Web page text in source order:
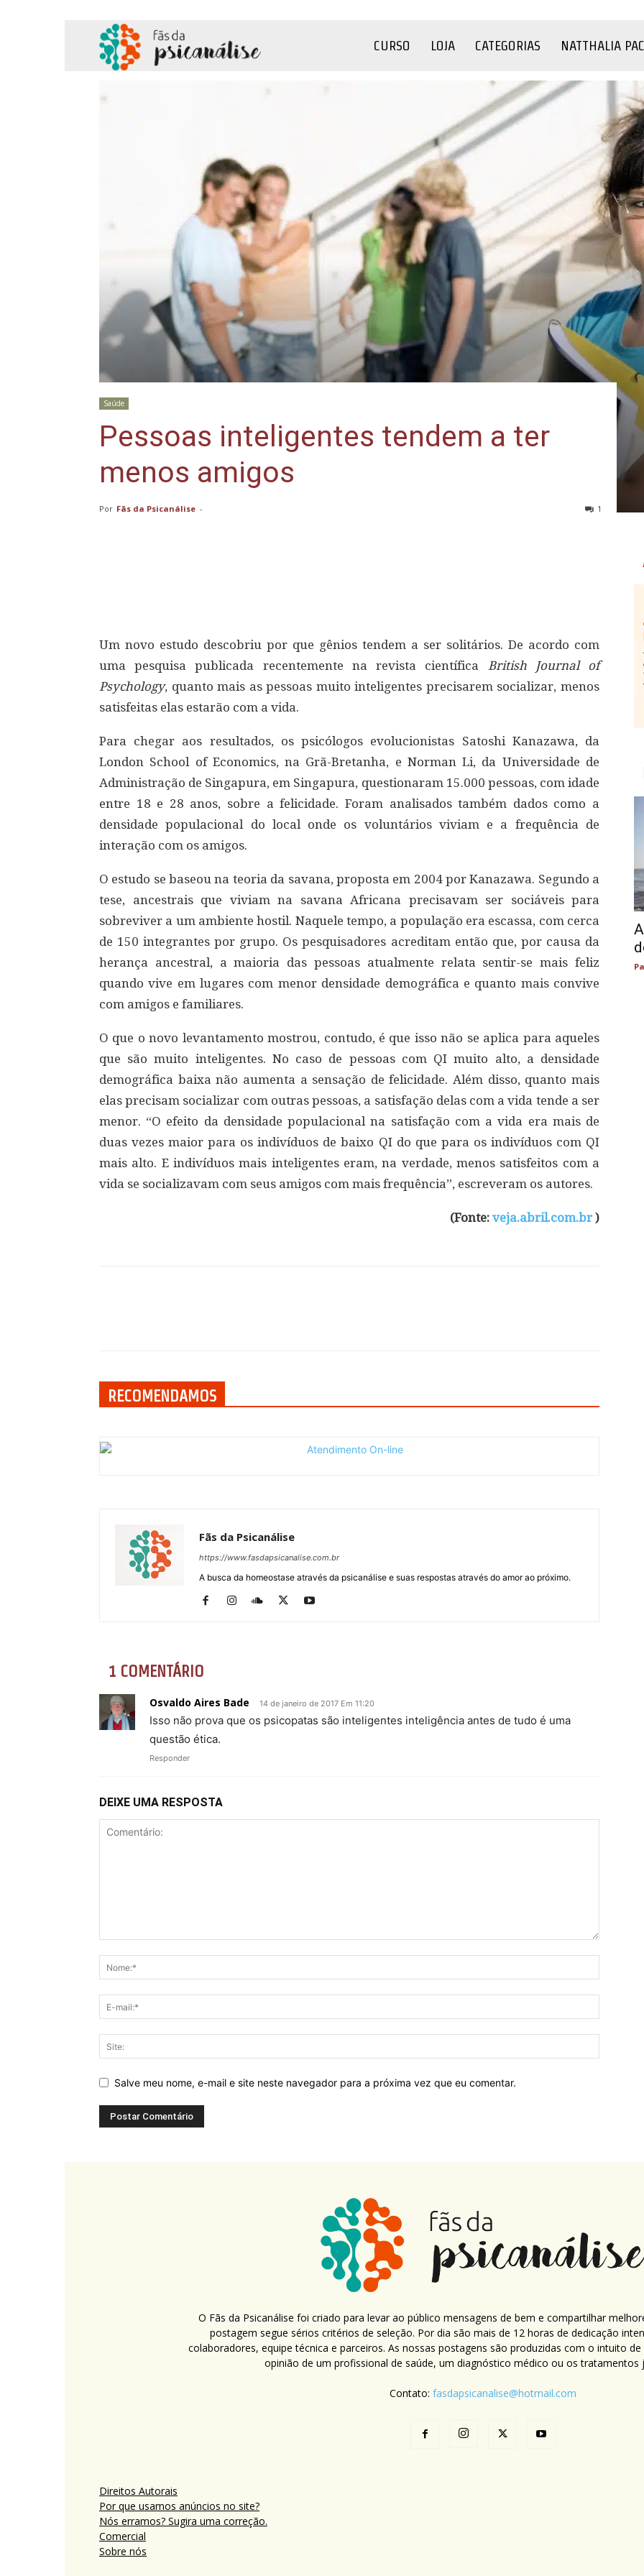
CURSO LOJA CATEGORIAS NATTHALIA
Saúde
Pessoas inteligentes tendem a ter
menos amigos
Por Fãs da Psicanálise - 1
Um novo estudo descobriu por que gênios tendem a ser solitários. De acordo com
uma pesquisa publicada recentemente na revista científica British Journal of
Psychology, quanto mais as pessoas muito inteligentes precisarem socializar, menos
satisfeitas elas estarão com a vida.
Para chegar aos resultados, os psicólogos evolucionistas Satoshi Kanazawa, da
London School of Economics, na Grã-Bretanha, e Norman Li, da Universidade de
Administração de Singapura, em Singapura, questionaram 15.000 pessoas, com idade
entre 18 e 28 anos, sobre a felicidade. Foram analisados também dados como a
densidade populacional do local onde os voluntários viviam e a frequência de
interação com os amigos.
O estudo se baseou na teoria da savana, proposta em 2004 por Kanazawa. Segundo a
tese, ancestrais que viviam na savana Africana precisavam ser sociáveis para
sobreviver a um ambiente hostil. Naquele tempo, a população era escassa, com cerca
de 150 integrantes por grupo. Os pesquisadores acreditam então que, por causa da
herança ancestral, a maioria das pessoas atualmente relata sentir-se mais feliz
quando vive em lugares com menor densidade demográfica e quanto mais convive
com amigos e familiares.
O que o novo levantamento mostrou, contudo, é que isso não se aplica para aqueles
que são muito inteligentes. No caso de pessoas com QI muito alto, a densidade
demográfica baixa não aumenta a sensação de felicidade. Além disso, quanto mais
elas precisam socializar com outras pessoas, a satisfação delas com a vida tende a ser
menor. “O efeito da densidade populacional na satisfação com a vida era mais de
duas vezes maior para os indivíduos de baixo QI do que para os indivíduos com QI
mais alto. E indivíduos mais inteligentes eram, na verdade, menos satisfeitos com a
vida se socializavam com seus amigos com mais frequência”, escreveram os autores.
(Fonte: veja.abril.com.br )
RECOMENDAMOS
Fãs da Psicanálise
https://www.fasdapsicanalise.com.br
A busca da homeostase através da psicanálise e suas respostas através do amor ao próximo.
1 COMENTÁRIO
Osvaldo Aires Bade 14 de janeiro de 2017 Em 11:20
Isso não prova que os psicopatas são inteligentes inteligência antes de tudo é uma
questão ética.
Responder
DEIXE UMA RESPOSTA
Salve meu nome, e-mail e site neste navegador para a próxima vez que eu comentar.
O Fãs da Psicanálise foi criado para levar ao público mensagens de bem e compartilhar
postagem segue sérios critérios de seleção. Por dia são mais de 12 horas de dedicação
colaboradores, equipe técnica e parceiros. As nossas postagens são produzidas com o intuito
opinião de um profissional de saúde, um diagnóstico médico ou os tratamentos
Contato: fasdapsicanalise@hotmail.com
Direitos Autorais
Por que usamos anúncios no site?
Nós erramos? Sugira uma correção.
Comercial
Sobre nós